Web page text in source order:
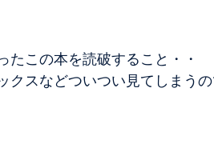
たこの本を読破すること・・
クスなどついつい見てしまう